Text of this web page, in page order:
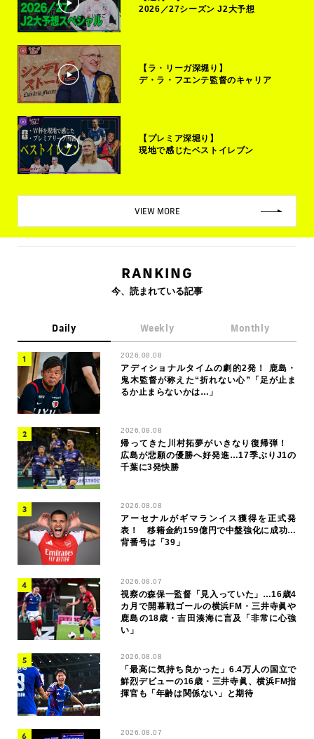
2026／27シーズン J2大予想
【ラ・リーガ深堀り】
デ・ラ・フエンテ監督のキャリア
【プレミア深堀り】
現地で感じたベストイレブン
VIEW MORE
RANKING
今、読まれている記事
Daily Weekly Monthly
2026.08.08
アディショナルタイムの劇的2発！ 鹿島・
鬼木監督が称えた“折れない心”「足が止ま
るか止まらないかは…」
2026.08.08
帰ってきた川村拓夢がいきなり復帰弾！
広島が悲願の優勝へ好発進…17季ぶりJ1の
千葉に3発快勝
2026.08.08
アーセナルがギマランイス獲得を正式発
表！ 移籍金約159億円で中盤強化に成功…
背番号は「39」
2026.08.07
視察の森保一監督「見入っていた」…16歳4
カ月で開幕戦ゴールの横浜FM・三井寺眞や
鹿島の18歳・吉田湊海に言及「非常に心強
い」
2026.08.08
「最高に気持ち良かった」6.4万人の国立で
鮮烈デビューの16歳・三井寺眞、横浜FM指
揮官も「年齢は関係ない」と期待
2026.08.07